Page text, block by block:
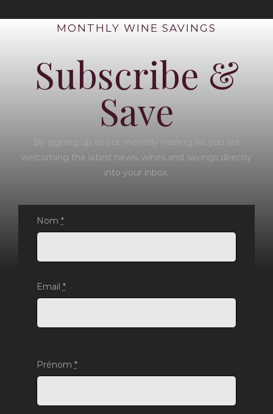
MONTHLY WINE SAVINGS
Subscribe &
Save
By signing up to our monthly mailing list you are
welcoming the latest news, wines and savings directly
into your inbox.
Nom *
Email *
Prénom *